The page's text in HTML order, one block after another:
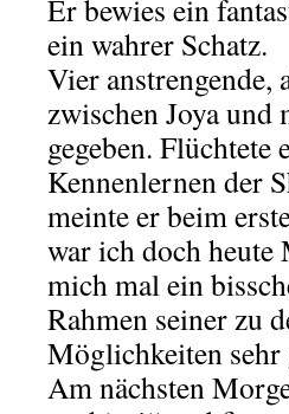
Er bewies ein
ein wahrer Schatz.
Vier anstrengende,
zwischen Joya
gegeben.
Kennenlernen der
meinte er beim
war ich doch
mich mal ein
Rahmen seiner zu
Möglichkeiten sehr
Am nächsten